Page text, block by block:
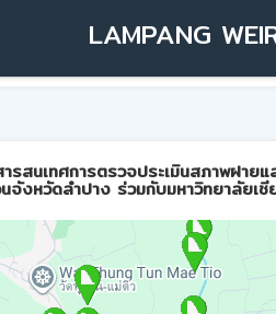
LAMPANG
รสนเทศการตรวจประเมินสภาพฝาย
จังหวัดลำปาง ร่วมกับมหาวิทยาลัยเชี